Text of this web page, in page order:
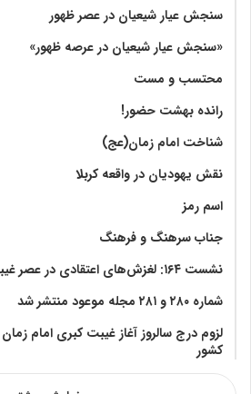
سنجش عیار شیعیان در عصر ظهور
«سنجش عیار شیعیان در عرصه ظهور»
محتسب و مست
رانده بهشت‌ حضور!
شناخت امام زمان(عج)
نقش یهودیان در واقعه کربلا
اسم رمز
جناب سرهنگ و فرهنگ
نشست ۱۶۴: لغزش‌های اعتقادی در عصر غیبت
شماره ۲۸۰ و ۲۸۱ مجله موعود منتشر شد
لزوم درج سالروز آغاز غیبت کبری امام
کشور